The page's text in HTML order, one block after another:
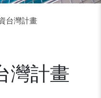
台灣計畫
灣計畫